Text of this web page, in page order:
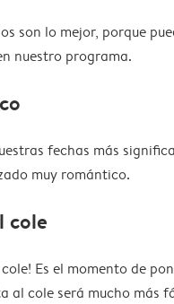
son lo mejor, porque
nuestro programa.
fechas más
muy romántico.
cole
cole! Es el momento de
al cole será mucho más